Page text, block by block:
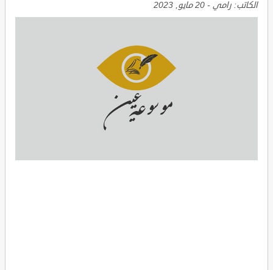
الكاتب: رامي - 20 مايو, 2023